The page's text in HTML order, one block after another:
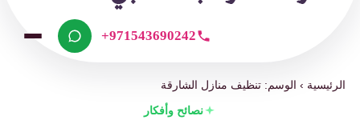
+971543690242
الرئيسية ›الوسم: تنظيف منازل الشارقة
نصائح وأفكار